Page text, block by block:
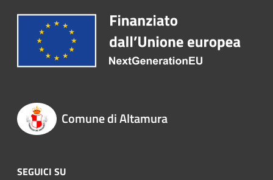
Comune di Altamura
SEGUICI SU